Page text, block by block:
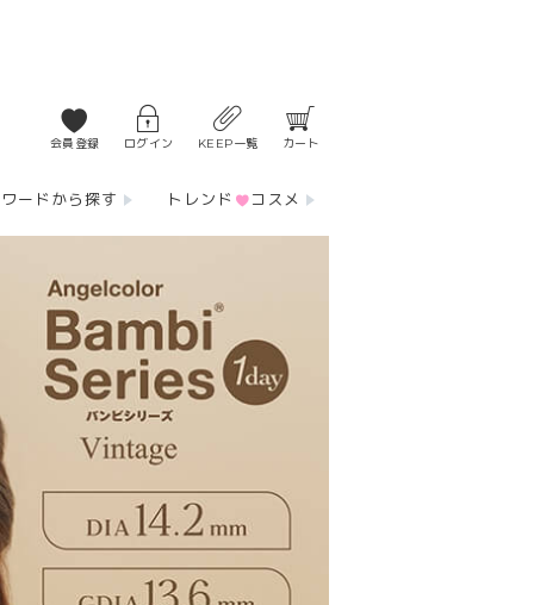
会員登録 ログイン KEEP一覧 カート
ードから探す トレンド コスメ